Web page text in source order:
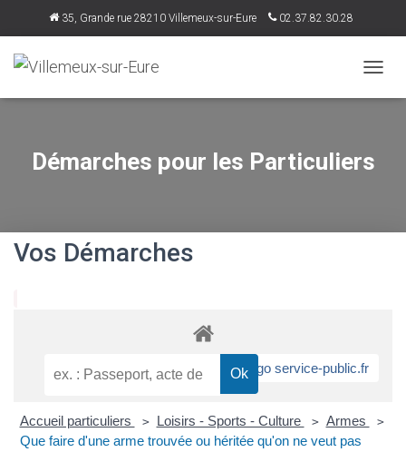
35, Grande rue 28210 Villemeux-sur-Eure 02.37.82.30.28
É
E
N
Démarches pour les Particuliers
Vos Démarches
Accueil particuliers > Loisirs - Sports - Culture > Armes >
Que faire d'une arme trouvée ou héritée qu'on ne veut pas